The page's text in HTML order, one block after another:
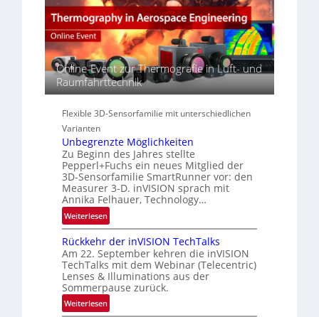
S
e
r
i
e
s
B
-
R
u
n
d
e
A
-
R
e
g
i
o
r
s
p
e
c
t
r
l
N
e
w
s
‘
Online-Event zur Thermografie in Luft- und
Raumfahrttechnik
Flexible 3D-Sensorfamilie mit unterschiedlichen
Varianten
Unbegrenzte Möglichkeiten
Zu Beginn des Jahres stellte
Pepperl+Fuchs ein neues Mitglied der
3D-Sensorfamilie SmartRunner vor: den
Measurer 3-D. inVISION sprach mit
Annika Felhauer, Technology…
Weiterlesen:
U
n
b
e
g
r
e
Rückkehr der inVISION TechTalks
Am 22. September kehren die inVISION
TechTalks mit dem Webinar (Telecentric)
Lenses & Illuminations aus der
Sommerpause zurück.
Weiterlesen: